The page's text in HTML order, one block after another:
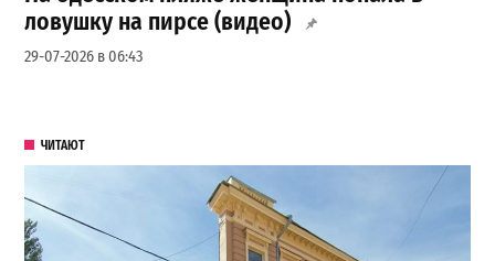
ловушку на пирсе (видео)
29-07-2026 в 06:43
ЧИТАЮТ